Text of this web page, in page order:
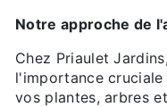
Notre approche de
Chez Priaulet
l'importance
vos plantes, arbres